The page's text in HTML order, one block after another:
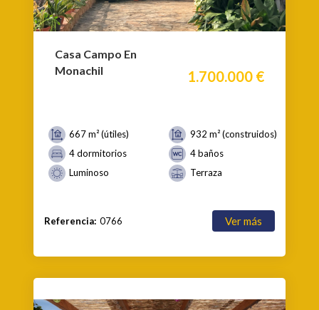
Casa Campo En
Monachil
1.700.000 €
667 m² (útiles)
932 m² (construidos)
4 dormitorios
4 baños
Luminoso
Terraza
Referencia: 0766 Ver más